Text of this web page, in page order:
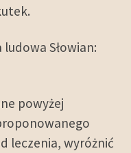
Słowian:
powyżej
leczenia, wyróżnić